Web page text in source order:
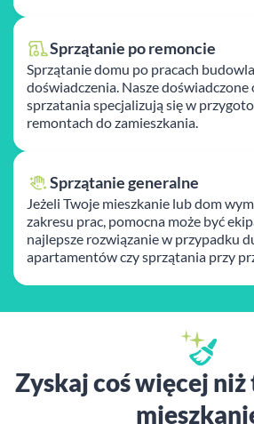
Sprzątanie po remoncie
Sprzątanie domu po pracach
doświadczenia. Nasze doświadczone
sprzatania specjalizują się w
remontach do zamieszkania.
Sprzątanie generalne
Jeżeli Twoje mieszkanie lub dom
zakresu prac, pomocna może być
najlepsze rozwiązanie w przypadku
apartamentów czy sprzątania przy
Zyskaj coś więcej